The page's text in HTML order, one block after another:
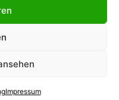
Impressum